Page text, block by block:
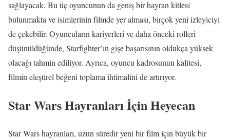
sağlayacak. Bu üç oyuncunun da geniş bir hayran kitlesi
bulunmakta ve isimlerinin filmde yer alması, birçok yeni izleyiciyi
de çekebilir. Oyuncuların kariyerleri ve daha önceki rolleri
düşünüldüğünde, Starfighter’ın gişe başarısının oldukça yüksek
olacağı tahmin ediliyor. Ayrıca, oyuncu kadrosunun kalitesi,
filmin eleştirel beğeni toplama ihtimalini de artırıyor.
Star Wars Hayranları İçin Heyecan
Star Wars hayranları, uzun süredir yeni bir film için büyük bir